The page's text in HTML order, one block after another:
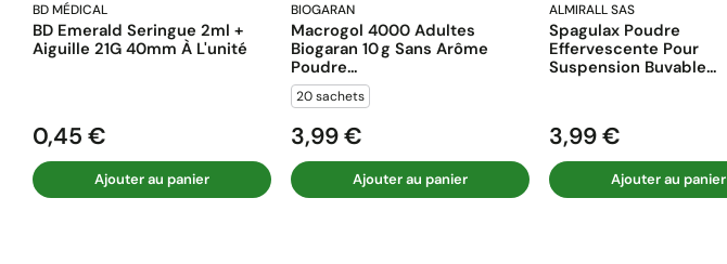
BD MÉDICAL
BD Emerald Seringue 2ml +
Aiguille 21G 40mm À L'unité
Prix
0,45 €
Ajouter au panier
BIOGARAN
Macrogol 4000 Adultes
Biogaran 10 G Sans Arôme
Poudre...
20 sachets
Prix
3,99 €
Ajouter au panier
ALMIRALL SAS
Spagulax Poudre
Effervescente Pour
Suspension Buvable...
Prix
3,99 €
Ajouter au panier